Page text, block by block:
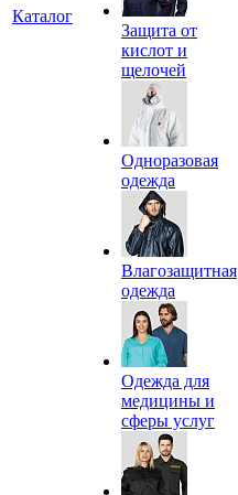
Каталог
Защита от
кислот и
щелочей
Одноразовая
одежда
Влагозащитная
одежда
Одежда для
медицины и
сферы услуг